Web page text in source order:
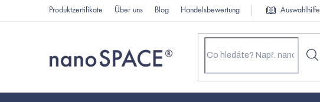
Produktzertifikate Über uns Blog Handelsbewertung Auswahlhilfe